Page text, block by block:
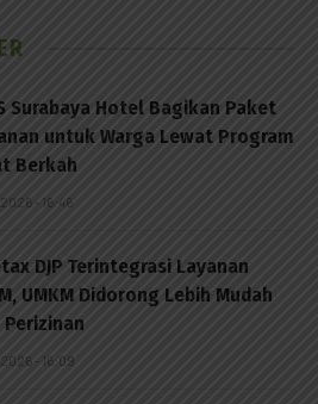
Surabaya Hotel Bagikan Paket
untuk Warga Lewat Program
Berkah
- 16:46
DJP Terintegrasi Layanan
UMKM Didorong Lebih Mudah
Perizinan
- 16:09